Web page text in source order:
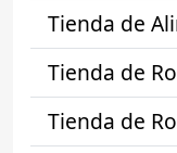
Tienda de
Tienda de
Tienda de